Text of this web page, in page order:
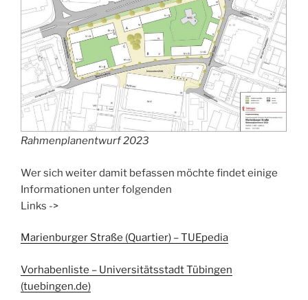
Rahmenplanentwurf 2023
Wer sich weiter damit befassen möchte findet einige
Informationen unter folgenden
Links ->
Marienburger Straße (Quartier) – TUEpedia
Vorhabenliste – Universitätsstadt Tübingen
(tuebingen.de)